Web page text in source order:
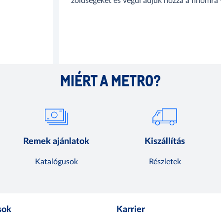
MIÉRT A METRO?
Remek ajánlatok
Katalógusok
Kiszállítás
Részletek
Karrier